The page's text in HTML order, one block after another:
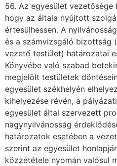
56. Az egyesület
hogy az általa nyújtott
értesülhessen. A
és a számvizsgáló bizottság
vezető testület) határozatai
Könyvébe való szabad
megjelölt testületek
egyesület székhelyén
kihelyezése révén, a
egyesület által szervezett
nagynyilvánosság
határozatok esetében a
szerint az egyesület
közzététele nyomán valósul